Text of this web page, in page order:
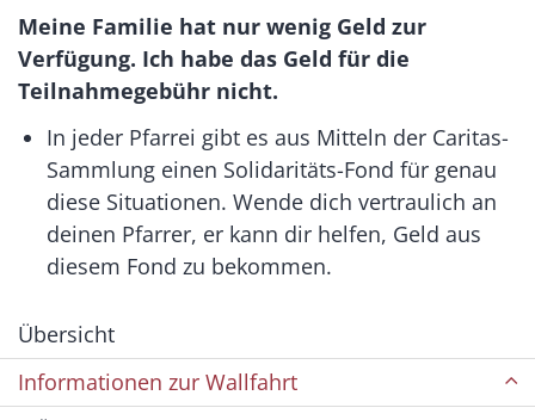
Meine Familie hat nur wenig Geld zur
Verfügung. Ich habe das Geld für die
Teilnahmegebühr nicht.
In jeder Pfarrei gibt es aus Mitteln der Caritas-
Sammlung einen Solidaritäts-Fond für genau
diese Situationen. Wende dich vertraulich an
deinen Pfarrer, er kann dir helfen, Geld aus
diesem Fond zu bekommen.
Übersicht
Informationen zur Wallfahrt